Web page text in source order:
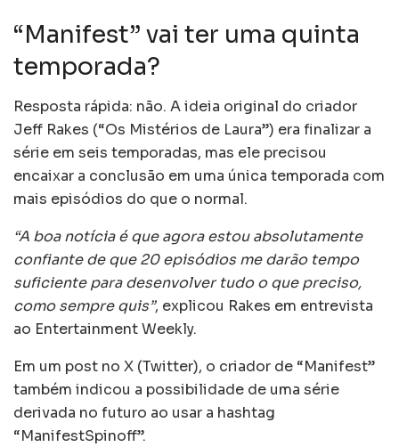
“Manifest” vai ter uma quinta
temporada?
Resposta rápida: não. A ideia original do criador
Jeff Rakes (“Os Mistérios de Laura”) era finalizar a
série em seis temporadas, mas ele precisou
encaixar a conclusão em uma única temporada com
mais episódios do que o normal.
“A boa notícia é que agora estou absolutamente
confiante de que 20 episódios me darão tempo
suficiente para desenvolver tudo o que preciso,
como sempre quis”, explicou Rakes em entrevista
ao Entertainment Weekly.
Em um post no X (Twitter), o criador de “Manifest”
também indicou a possibilidade de uma série
derivada no futuro ao usar a hashtag
“ManifestSpinoff”.